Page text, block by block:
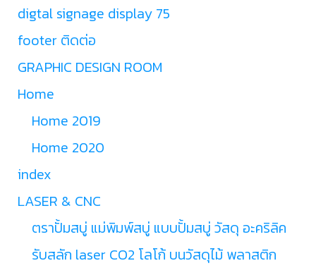
digtal signage display 75
footer ติดต่อ
GRAPHIC DESIGN ROOM
Home
Home 2019
Home 2020
index
LASER & CNC
ตราปั้มสบู่ แม่พิมพ์สบู่ แบบปั้มสบู่ วัสดุ อะคริลิค
รับสลัก laser CO2 โลโก้ บนวัสดุไม้ พลาสติก